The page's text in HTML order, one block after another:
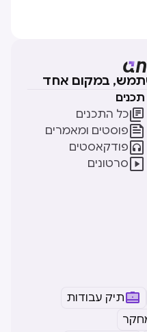
במקום אחד
תכנים
כל התכנים
פוסטים ומאמרים
פודקאסטים
סרטונים
תיק עבודות